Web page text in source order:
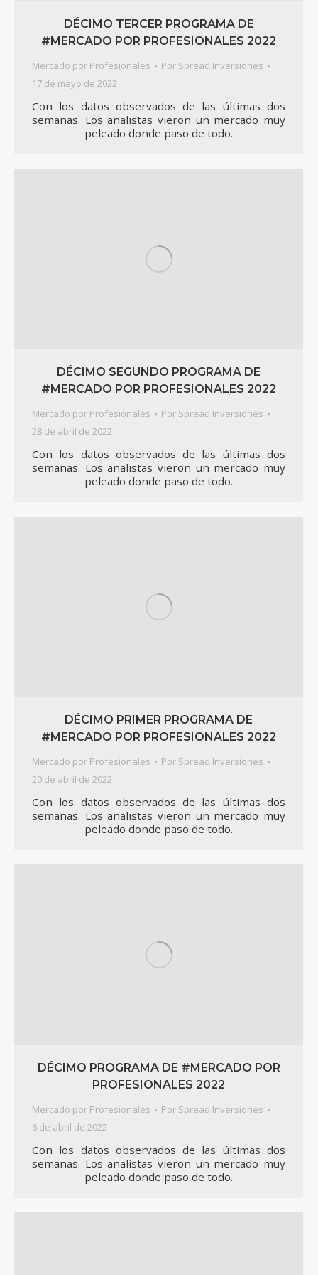
DÉCIMO TERCER PROGRAMA DE
#MERCADO POR PROFESIONALES 2022
Mercado por Profesionales Por Spread Inversiones
17 de mayo de 2022
Con los datos observados de las últimas dos
semanas. Los analistas vieron un mercado muy
peleado donde paso de todo.
DÉCIMO SEGUNDO PROGRAMA DE
#MERCADO POR PROFESIONALES 2022
Mercado por Profesionales Por Spread Inversiones
28 de abril de 2022
Con los datos observados de las últimas dos
semanas. Los analistas vieron un mercado muy
peleado donde paso de todo.
DÉCIMO PRIMER PROGRAMA DE
#MERCADO POR PROFESIONALES 2022
Mercado por Profesionales Por Spread Inversiones
20 de abril de 2022
Con los datos observados de las últimas dos
semanas. Los analistas vieron un mercado muy
peleado donde paso de todo.
DÉCIMO PROGRAMA DE #MERCADO POR
PROFESIONALES 2022
Mercado por Profesionales Por Spread Inversiones
6 de abril de 2022
Con los datos observados de las últimas dos
semanas. Los analistas vieron un mercado muy
peleado donde paso de todo.